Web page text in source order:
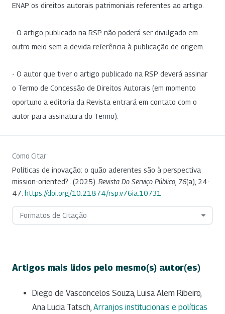
ENAP os direitos autorais patrimoniais referentes ao artigo.
- O artigo publicado na RSP não poderá ser divulgado em
outro meio sem a devida referência à publicação de origem.
- O autor que tiver o artigo publicado na RSP deverá assinar
o Termo de Concessão de Direitos Autorais (em momento
oportuno a editoria da Revista entrará em contato com o
autor para assinatura do Termo).
Como Citar
Políticas de inovação: o quão aderentes são à perspectiva
mission-oriented? . (2025). Revista Do Serviço Público 76(a), 24-
47. https://doi.org/10.21874/rsp.v76ia.10731
Formatos de Citação
Artigos mais lidos pelo mesmo(s) autor(es)
Diego de Vasconcelos Souza, Luisa Alem Ribeiro,
Ana Lucia Tatsch, Arranjos institucionais e políticas